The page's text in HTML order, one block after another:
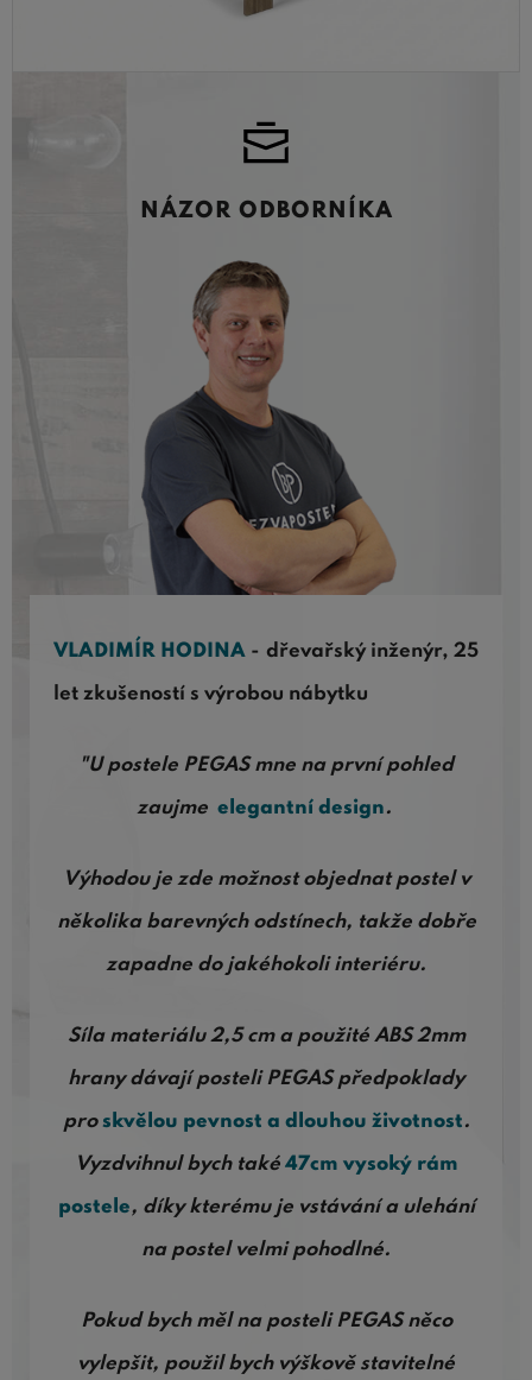
NÁZOR ODBORNÍKA
VLADIMÍR HODINA - dřevařský inženýr, 25
let zkušeností s výrobou nábytku
"U postele PEGAS mne na první pohled
zaujme elegantní design.
Výhodou je zde možnost objednat postel v
několika barevných odstínech, takže dobře
zapadne do jakéhokoli interiéru.
Síla materiálu 2,5 cm a použité ABS 2mm
hrany dávají posteli PEGAS předpoklady
proskvělou pevnost a dlouhou životnost.
Vyzdvihnul bych také 47cm vysoký rám
postele, díky kterému je vstávání a ulehání
na postel velmi pohodlné.
Pokud bych měl na posteli PEGAS něco
vylepšit, použil bych výškově stavitelné